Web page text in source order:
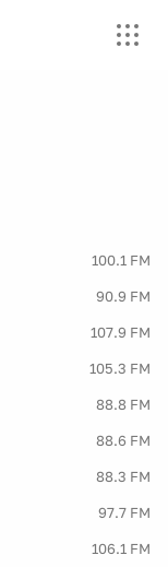
100.1 FM
90.9 FM
107.9 FM
105.3 FM
88.8 FM
88.6 FM
88.3 FM
97.7 FM
106.1 FM